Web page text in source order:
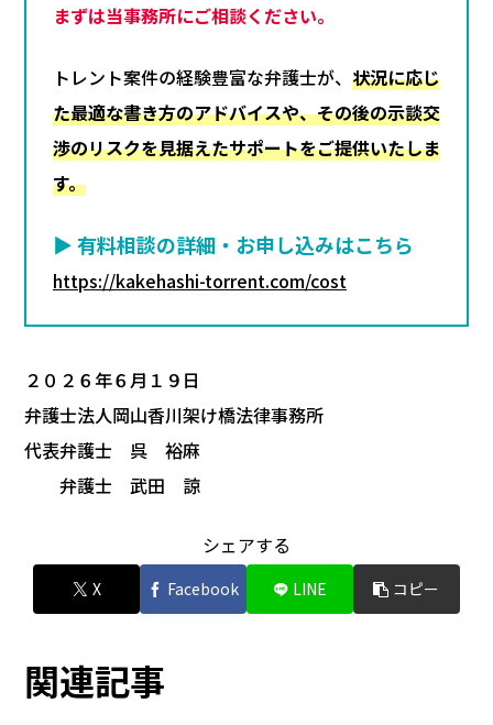
まずは当事務所にご相談ください。
トレント案件の経験豊富な弁護士が、 状況に応じ
た最適な書き方のアドバイスや、その後の示談交
渉のリスクを見据えたサポートをご提供いたしま
す。
▶ 有料相談の詳細・お申し込みはこちら
https://kakehashi-torrent.com/cost
２０２６年６月１９日
弁護士法人岡山香川架け橋法律事務所
代表弁護士 呉 裕麻
弁護士 武田 諒
シェアする
X Facebook LINE コピー
関連記事